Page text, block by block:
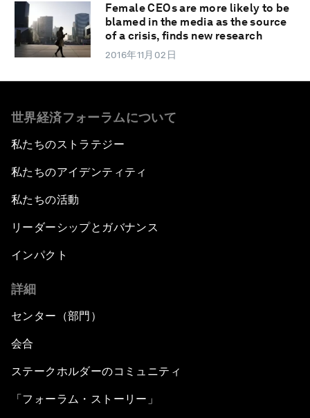
Female CEOs are more likely to be
blamed in the media as the source
of a crisis, finds new research
2016年11月02日
世界経済フォーラムについて
私たちのストラテジー
私たちのアイデンティティ
私たちの活動
リーダーシップとガバナンス
インパクト
詳細
センター（部門）
会合
ステークホルダーのコミュニティ
「フォーラム・ストーリー」